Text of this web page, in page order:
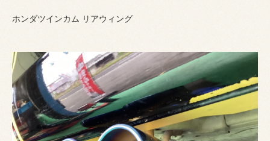
ホンダツインカム リアウィング